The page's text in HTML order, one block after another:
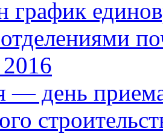
график
— день